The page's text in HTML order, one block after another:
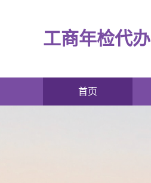
工商年检代办
首页